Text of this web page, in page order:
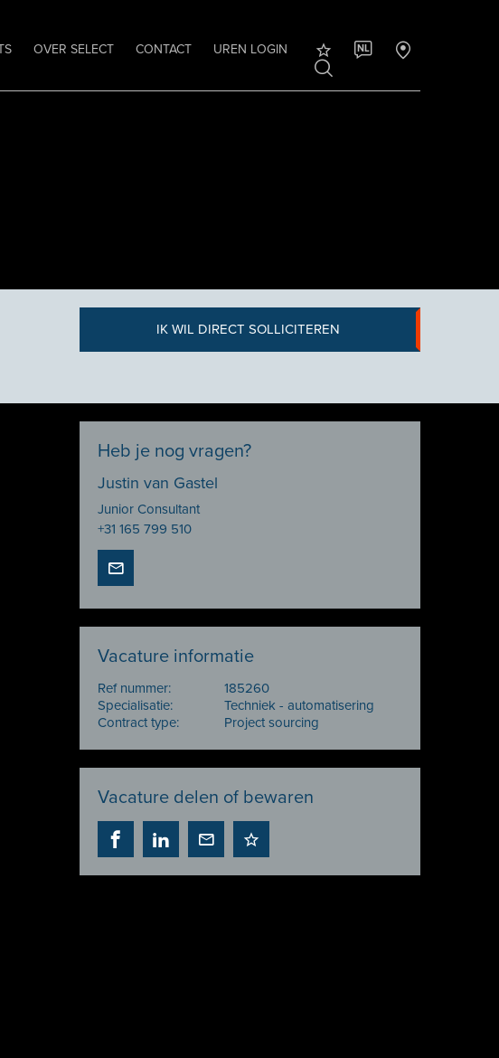
OVER SELECT CONTACT
UREN LOGIN
NL
IK WIL DIRECT SOLLICITEREN
Heb je nog vragen?
Justin van Gastel
Junior Consultant
+31 165 799 510
Vacature informatie
Ref nummer:
185260
Specialisatie:
Techniek - automatisering
Contract type:
Project sourcing
Vacature delen of bewaren